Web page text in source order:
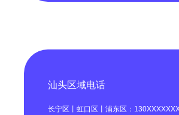
汕头区域电话
长宁区丨虹口区丨浦东区：